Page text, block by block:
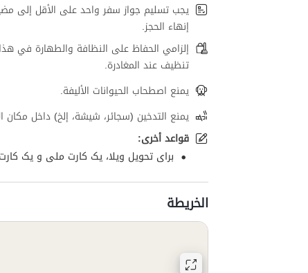
يجب تسليم جواز سفر واحد على الأقل إلى
إنهاء الحجز.
إلزامي الحفاظ على النظافة والطهارة في
تنظيف عند المغادرة.
يمنع اصطحاب الحيوانات الأليفة.
يمنع التدخين (سجائر، شيشة، إلخ) داخل مكان
قواعد أخرى:
برای تحویل ویلا، یک کارت ملی و یک
الخريطة